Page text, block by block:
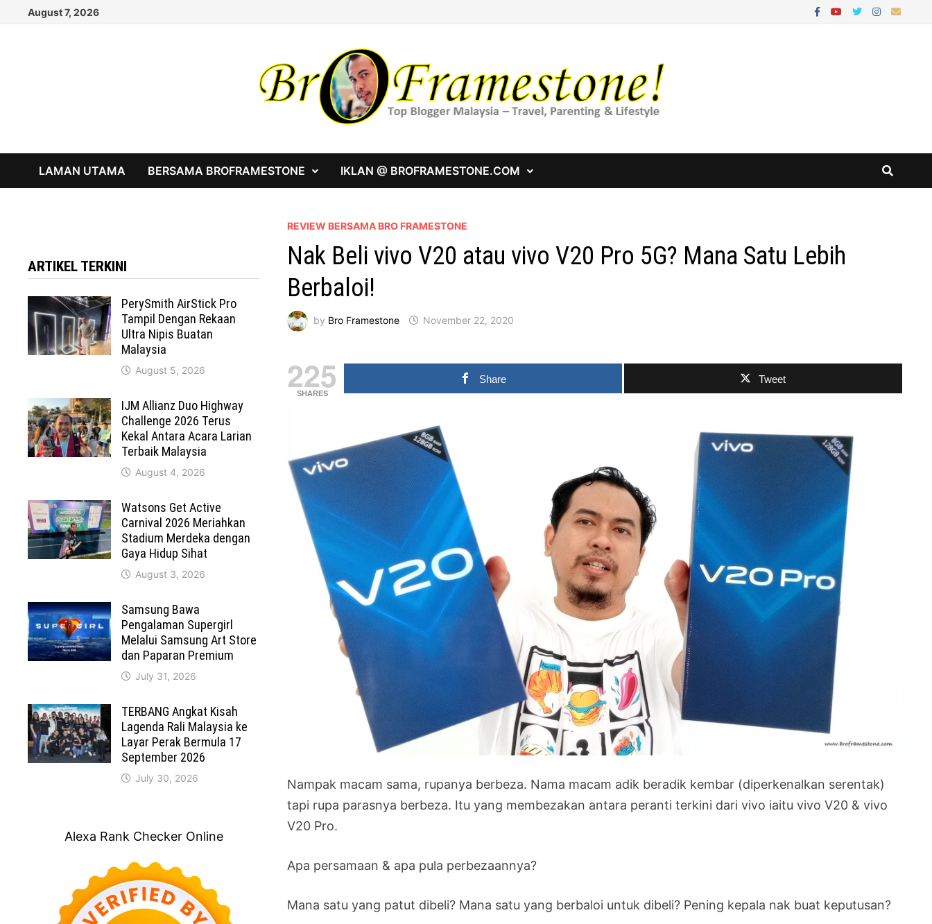
August 7, 2026
LAMAN UTAMA BERSAMA BROFRAMESTONE IKLAN @ BROFRAMESTONE.COM
REVIEW BERSAMA BRO FRAMESTONE
Nak Beli vivo V20 atau vivo V20 Pro 5G? Mana Satu Lebih
Berbaloi!
by Bro Framestone November 22, 2020
225
SHARES
Share Tweet
Nampak macam sama, rupanya berbeza. Nama macam adik beradik kembar (diperkenalkan serentak)
tapi rupa parasnya berbeza. Itu yang membezakan antara peranti terkini dari vivo iaitu vivo V20 & vivo
V20 Pro.
Apa persamaan & apa pula perbezaannya?
Mana satu yang patut dibeli? Mana satu yang berbaloi untuk dibeli? Pening kepala nak buat keputusan?
ARTIKEL TERKINI
PerySmith AirStick Pro
Tampil Dengan Rekaan
Ultra Nipis Buatan
Malaysia
August 5, 2026
IJM Allianz Duo Highway
Challenge 2026 Terus
Kekal Antara Acara Larian
Terbaik Malaysia
August 4, 2026
Watsons Get Active
Carnival 2026 Meriahkan
Stadium Merdeka dengan
Gaya Hidup Sihat
August 3, 2026
Samsung Bawa
Pengalaman Supergirl
Melalui Samsung Art Store
dan Paparan Premium
July 31, 2026
TERBANG Angkat Kisah
Lagenda Rali Malaysia ke
Layar Perak Bermula 17
September 2026
July 30, 2026
Alexa Rank Checker Online